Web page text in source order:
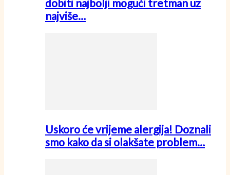
dobiti najbolji mogući tretman uz
najviše…
Uskoro će vrijeme alergija! Doznali
smo kako da si olakšate problem…